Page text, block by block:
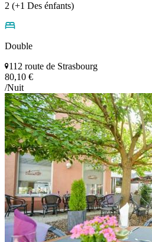
2 (+1 Des énfants)
Double
112 route de Strasbourg
80,10 €
/Nuit